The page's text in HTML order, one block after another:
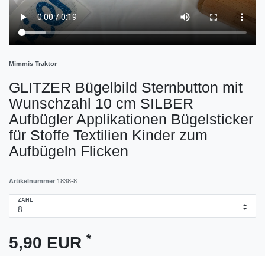
Mimmis Traktor
GLITZER Bügelbild Sternbutton mit
Wunschzahl 10 cm SILBER
Aufbügler Applikationen Bügelsticker
für Stoffe Textilien Kinder zum
Aufbügeln Flicken
Artikelnummer 1838-8
ZAHL
5,90 EUR *